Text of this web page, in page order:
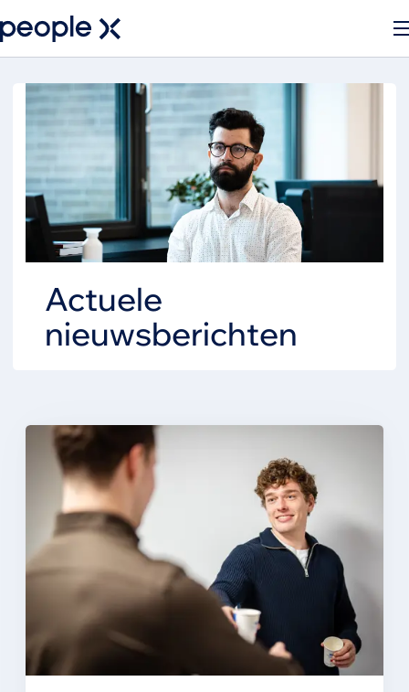
Actuele
nieuwsberichten